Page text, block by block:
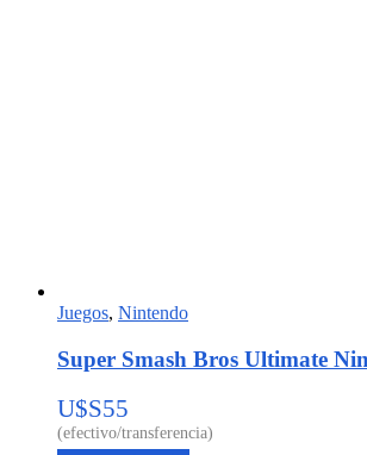
Juegos, Nintendo
Super Smash Bros Ultimate
U$S55